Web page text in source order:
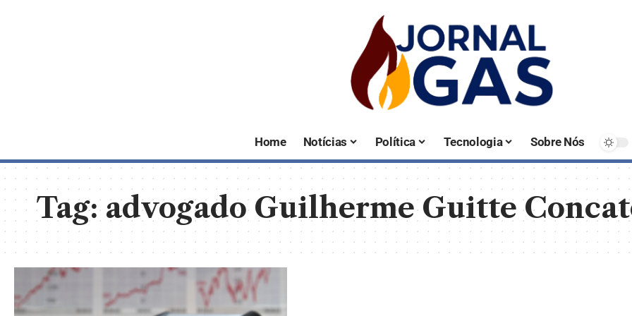
Home Notícias Política Tecnologia Sobre Nós
Tag:advogado Guilherme Guitte